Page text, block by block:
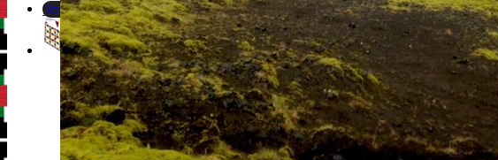
Newsletter